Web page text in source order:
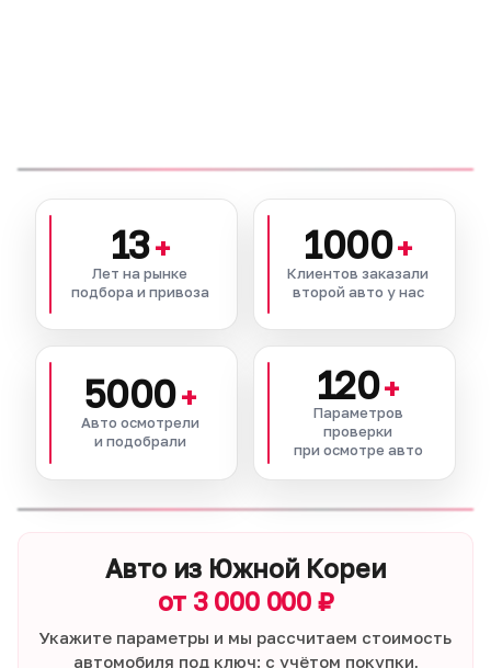
13+
Лет на рынке
подбора и привоза
1000+
Клиентов заказали
второй авто у нас
5000+
Авто осмотрели
и подобрали
120+
Параметров
проверки
при осмотре авто
Авто из Южной Кореи
от 3 000 000 ₽
Укажите параметры и мы рассчитаем стоимость
автомобиля под ключ: с учётом покупки,